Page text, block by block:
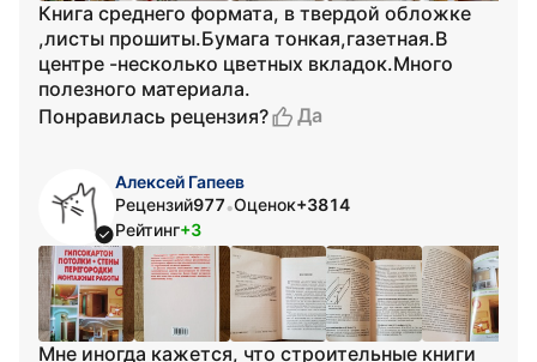
Книга среднего формата, в твердой обложке
,листы прошиты.Бумага тонкая,газетная.В
центре -несколько цветных вкладок.Много
полезного материала.
Понравилась рецензия?
Да
Алексей Гапеев
Рецензий977•Оценок+3814
Рейтинг+3
Мне иногда кажется, что строительные книги